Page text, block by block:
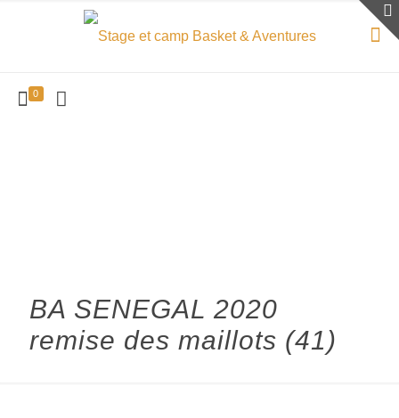
0
BA SENEGAL 2020
remise des maillots (41)